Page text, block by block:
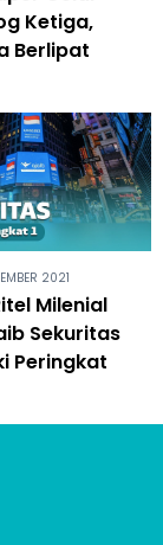
Ketiga,
Berlipat
2021
Milenial
Sekuritas
Peringkat